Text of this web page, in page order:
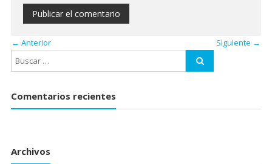
← Anterior Siguiente →
Comentarios recientes
Archivos